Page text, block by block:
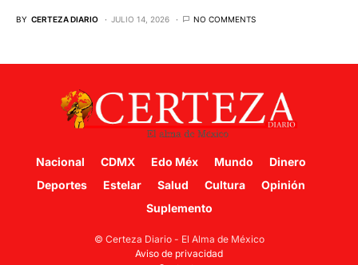
BY CERTEZA DIARIO JULIO 14, 2026 NO COMMENTS
Nacional CDMX Edo Méx Mundo
Dinero
Deportes
Estelar Salud Cultura
Opinión
Suplemento
© Certeza Diario - El Alma de México
Aviso de privacidad